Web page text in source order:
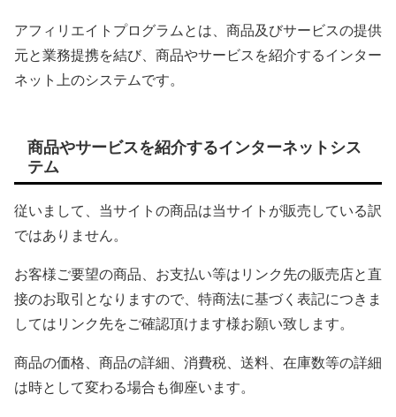
アフィリエイトプログラムとは、商品及びサービスの提供
元と業務提携を結び、商品やサービスを紹介するインター
ネット上のシステムです。
商品やサービスを紹介するインターネットシス
テム
従いまして、当サイトの商品は当サイトが販売している訳
ではありません。
お客様ご要望の商品、お支払い等はリンク先の販売店と直
接のお取引となりますので、特商法に基づく表記につきま
してはリンク先をご確認頂けます様お願い致します。
商品の価格、商品の詳細、消費税、送料、在庫数等の詳細
は時として変わる場合も御座います。